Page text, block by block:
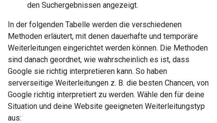
den Suchergebnissen angezeigt.
In der folgenden Tabelle werden die verschiedenen
Methoden erläutert, mit denen dauerhafte und temporäre
Weiterleitungen eingerichtet werden können. Die Methoden
sind danach geordnet, wie wahrscheinlich es ist, dass
Google sie richtig interpretieren kann. So haben
serverseitige Weiterleitungen z. B. die besten Chancen, von
Google richtig interpretiert zu werden. Wähle den für deine
Situation und deine Website geeigneten Weiterleitungstyp
aus: